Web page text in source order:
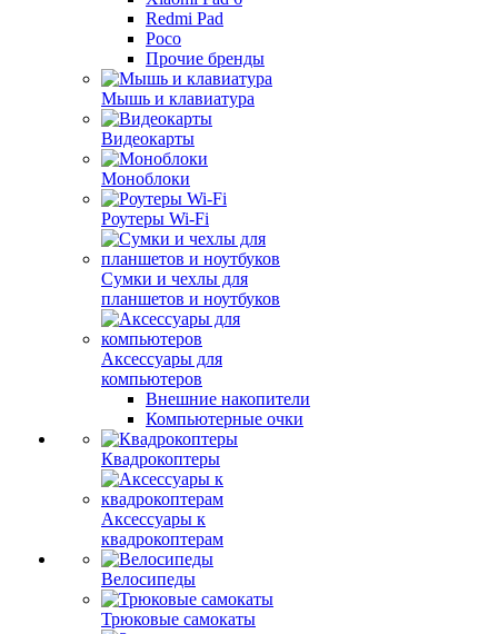
Redmi Pad
Poco
Прочие бренды
Мышь и клавиатура
Видеокарты
Моноблоки
Роутеры Wi-Fi
Сумки и чехлы для
планшетов и ноутбуков
Аксессуары для
компьютеров
Внешние накопители
Компьютерные очки
Квадрокоптеры
Аксессуары к
квадрокоптерам
Велосипеды
Трюковые самокаты